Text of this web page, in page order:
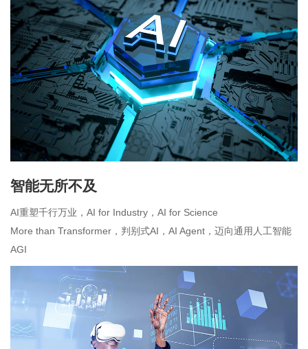
智能无所不及
AI重塑千行万业，AI for Industry，AI for Science
More than Transformer，判别式AI，AI Agent，迈向通用人工智能
AGI